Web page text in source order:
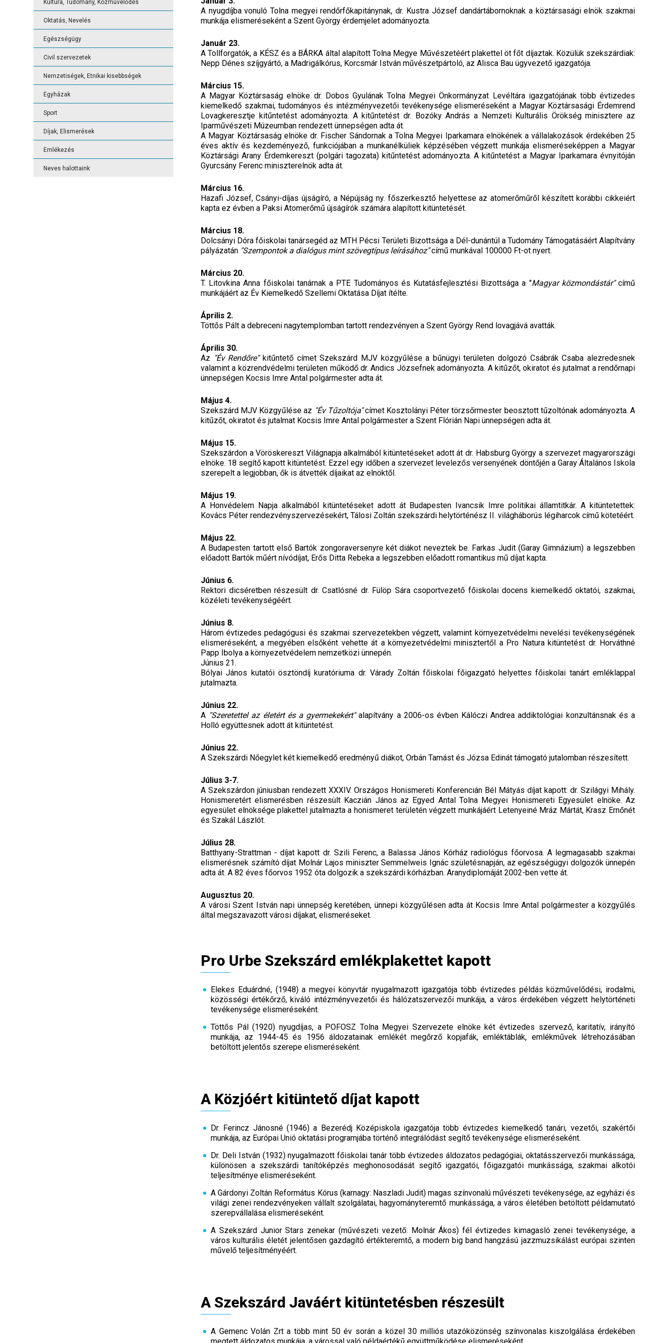
Kultúra, Tudomány, Közművelődés
Oktatás, Nevelés
Egészségügy
Civil szervezetek
Nemzetiségek, Etnikai kisebbségek
Egyházak
Sport
Díjak, Elismerések
Emlékezés
Neves halottaink
A nyugdíjba vonuló Tolna megyei rendőrfőkapitánynak, dr. Kustra József dandártábornoknak a köztársasági elnök szakmai
munkája elismeréseként a Szent György érdemjelet adományozta.
Január 23.
A Tollforgatók, a KÉSZ és a BÁRKA által alapított Tolna Megye Művészetéért plakettel öt főt díjaztak. Közülük szekszárdiak:
Nepp Dénes szíjgyártó, a Madrigálkórus, Korcsmár István művészetpártoló, az Alisca Bau ügyvezető igazgatója.
Március 15.
A Magyar Köztársaság elnöke dr. Dobos Gyulának Tolna Megyei Önkormányzat Levéltára igazgatójának több évtizedes
kiemelkedő szakmai, tudományos és intézményvezetői tevékenysége elismeréseként a Magyar Köztársasági Érdemrend
Lovagkeresztje kitűntetést adományozta. A kitűntetést dr. Bozóky András a Nemzeti Kulturális Örökség minisztere az
Iparművészeti Múzeumban rendezett ünnepségen adta át.
A Magyar Köztársaság elnöke dr. Fischer Sándornak a Tolna Megyei Iparkamara elnökének a vállalakozások érdekében 25
éves aktív és kezdeményező, funkciójában a munkanélküliek képzésében végzett munkája elismeréseképpen a Magyar
Köztársági Arany Érdemkereszt (polgári tagozata) kitűntetést adományozta. A kitűntetést a Magyar Iparkamara évnyitóján
Gyurcsány Ferenc miniszterelnök adta át.
Március 16.
Hazafi József, Csányi-díjas újságíró, a Népújság ny. főszerkesztő helyettese az atomerőműről készített korábbi cikkeiért
kapta ez évben a Paksi Atomerőmű újságírók számára alapított kitüntetését.
Március 18.
Dolcsányi Dóra főiskolai tanársegéd az MTH Pécsi Területi Bizottsága a Dél-dunántúl a Tudomány Támogatásáért Alapítvány
pályázatán "Szempontok a dialógus mint szövegtípus leírásához"című munkával 100000 Ft-ot nyert.
Március 20.
T. Litovkina Anna főiskolai tanárnak a PTE Tudományos és Kutatásfejlesztési Bizottsága a "Magyar közmondástár"című
munkájáért az Év Kiemelkedő Szellemi Oktatása Díjat ítélte.
Április 2.
Töttős Pált a debreceni nagytemplomban tartott rendezvényen a Szent György Rend lovagjává avatták.
Április 30.
Az "Év Rendőre"kitűntető címet Szekszárd MJV közgyűlése a bűnügyi területen dolgozó Csábrák Csaba alezredesnek
valamint a közrendvédelmi területen működő dr. Andics Józsefnek adományozta. A kitűzőt, okiratot és jutalmat a rendőrnapi
ünnepségen Kocsis Imre Antal polgármester adta át.
Május 4.
Szekszárd MJV Közgyűlése az "Év Tűzoltója"címet Kosztolányi Péter törzsőrmester beosztott tűzoltónak adományozta. A
kitűzőt, okiratot és jutalmat Kocsis Imre Antal polgármester a Szent Flórián Napi ünnepségen adta át.
Május 15.
Szekszárdon a Vöröskereszt Világnapja alkalmából kitüntetéseket adott át dr. Habsburg György a szervezet magyarországi
elnöke. 18 segítő kapott kitüntetést. Ezzel egy időben a szervezet levelezős versenyének döntőjén a Garay Általános Iskola
szerepelt a legjobban, ők is átvették díjaikat az elnöktől.
Május 19.
A Honvédelem Napja alkalmából kitüntetéseket adott át Budapesten Ivancsik Imre politikai államtitkár. A kitüntetettek:
Kovács Péter rendezvényszervezésekért, Tálosi Zoltán szekszárdi helytörténész II. világháborús légiharcok című kötetéért.
Május 22.
A Budapesten tartott első Bartók zongoraversenyre két diákot neveztek be. Farkas Judit (Garay Gimnázium) a legszebben
előadott Bartók műért nívódíjat, Erős Ditta Rebeka a legszebben előadott romantikus mű díjat kapta.
Június 6.
Rektori dicséretben részesült dr. Csatlósné dr. Fülöp Sára csoportvezető főiskolai docens kiemelkedő oktatói, szakmai,
közéleti tevékenységéért.
Június 8.
Három évtizedes pedagógusi és szakmai szervezetekben végzett, valamint környezetvédelmi nevelési tevékenységének
elismeréseként, a megyében elsőként vehette át a környezetvédelmi minisztertől a Pro Natura kitüntetést dr. Horváthné
Papp Ibolya a környezetvédelem nemzetközi ünnepén.
Június 21.
Bólyai János kutatói ösztöndíj kuratóriuma dr. Várady Zoltán főiskolai főigazgató helyettes főiskolai tanárt emléklappal
jutalmazta.
Június 22.
A "Szeretettel az életért és a gyermekekért"alapítvány a 2006-os évben Kálóczi Andrea addiktológiai konzultánsnak és a
Holló együttesnek adott át kitüntetést.
Június 22.
A Szekszárdi Nőegylet két kiemelkedő eredményű diákot, Orbán Tamást és Józsa Edinát támogató jutalomban részesített.
Július 3-7.
A Szekszárdon júniusban rendezett XXXIV. Országos Honismereti Konferencián Bél Mátyás díjat kapott: dr. Szilágyi Mihály.
Honismeretért elismerésben részesült Kaczián János az Egyed Antal Tolna Megyei Honismereti Egyesület elnöke. Az
egyesület elnöksége plakettel jutalmazta a honismeret területén végzett munkájáért Letenyeiné Mráz Mártát, Krasz Ernőnét
és Szakál Lászlót.
Július 28.
Batthyany-Strattman - díjat kapott dr. Szili Ferenc, a Balassa János Kórház radiológus főorvosa. A legmagasabb szakmai
elismerésnek számító díjat Molnár Lajos miniszter Semmelweis Ignác születésnapján, az egészségügyi dolgozók ünnepén
adta át. A 82 éves főorvos 1952 óta dolgozik a szekszárdi kórházban. Aranydiplomáját 2002-ben vette át.
Augusztus 20.
A városi Szent István napi ünnepség keretében, ünnepi közgyűlésen adta át Kocsis Imre Antal polgármester a közgyűlés
által megszavazott városi díjakat, elismeréseket.
Pro Urbe Szekszárd emlékplakettet kapott
Elekes Eduárdné, (1948) a megyei könyvtár nyugalmazott igazgatója több évtizedes példás közművelődési, irodalmi,
közösségi értékőrző, kiváló intézményvezetői és hálózatszervezői munkája, a város érdekében végzett helytörténeti
tevékenysége elismeréseként.
Töttős Pál (1920) nyugdíjas, a POFOSZ Tolna Megyei Szervezete elnöke két évtizedes szervező, karitatív, irányító
munkája, az 1944-45 és 1956 áldozatainak emlékét megőrző kopjafák, emléktáblák, emlékművek létrehozásában
betöltött jelentős szerepe elismeréseként.
A Közjóért kitüntető díjat kapott
Dr. Ferincz Jánosné (1946) a Bezerédj Középiskola igazgatója több évtizedes kiemelkedő tanári, vezetői, szakértői
munkája, az Európai Unió oktatási programjába történő integrálódást segítő tevékenysége elismeréseként.
Dr. Deli István (1932) nyugalmazott főiskolai tanár több évtizedes áldozatos pedagógiai, oktatásszervezői munkássága,
különösen a szekszárdi tanítóképzés meghonosodását segítő igazgatói, főigazgatói munkássága, szakmai alkotói
teljesítménye elismeréseként.
A Gárdonyi Zoltán Református Kórus (karnagy: Naszladi Judit) magas színvonalú művészeti tevékenysége, az egyházi és
világi zenei rendezvényeken vállalt szolgálatai, hagyományteremtő munkássága, a város életében betöltött példamutató
szerepvállalása elismeréseként.
A Szekszárd Junior Stars zenekar (művészeti vezető: Molnár Ákos) fél évtizedes kimagasló zenei tevékenysége, a
város kulturális életét jelentősen gazdagító értékteremtő, a modern big band hangzású jazzmuzsikálást európai szinten
művelő teljesítményéért.
A Szekszárd Javáért kitüntetésben részesült
A Gemenc Volán Zrt a több mint 50 év során a közel 30 milliós utazóközönség színvonalas kiszolgálása érdekében